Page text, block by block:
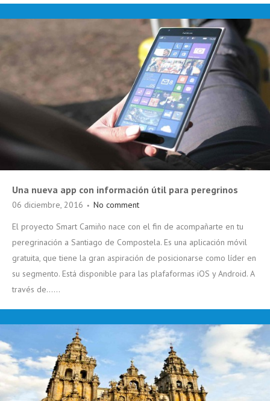
Una nueva app con información útil para peregrinos
06 diciembre, 2016
No comment
El proyecto Smart Camiño nace con el fin de acompañarte en tu
peregrinación a Santiago de Compostela. Es una aplicación móvil
gratuita, que tiene la gran aspiración de posicionarse como líder en
su segmento. Está disponible para las plafaformas iOS y Android. A
través de......